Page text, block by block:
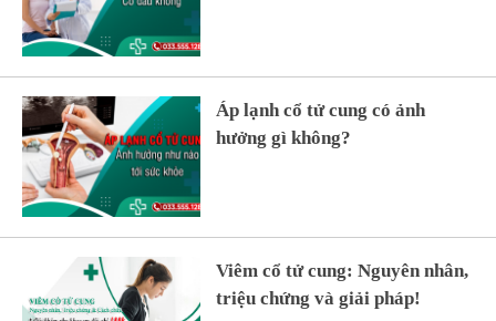
Áp lạnh cổ tử cung có ảnh
hưởng gì không?
Viêm cổ tử cung: Nguyên nhân,
triệu chứng và giải pháp!